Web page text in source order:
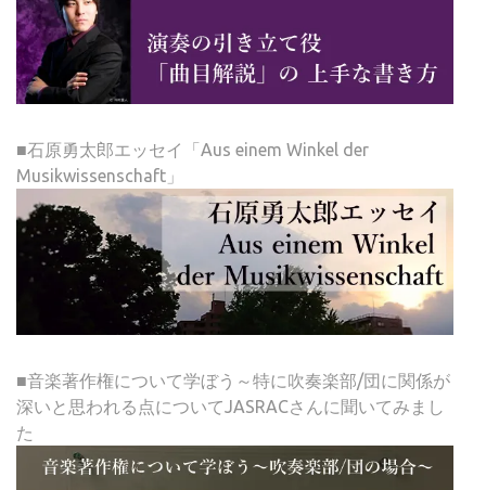
■石原勇太郎エッセイ「Aus einem Winkel der
Musikwissenschaft」
■音楽著作権について学ぼう～特に吹奏楽部/団に関係が
深いと思われる点についてJASRACさんに聞いてみまし
た